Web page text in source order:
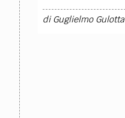
diGuglielmo Gulotta